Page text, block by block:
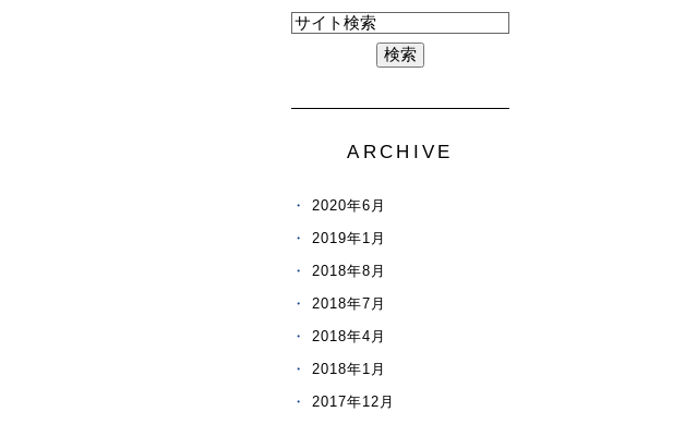
ARCHIVE
2020年6月
2019年1月
2018年8月
2018年7月
2018年4月
2018年1月
2017年12月